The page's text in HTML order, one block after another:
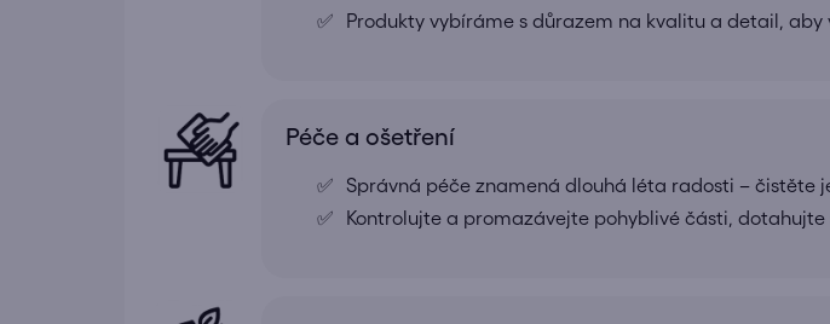
Produkty vybíráme s důrazem na kvalitu a detail, aby
Péče a ošetření
Správná péče znamená dlouhá léta radosti – čistěte
Kontrolujte a promazávejte pohyblivé části,